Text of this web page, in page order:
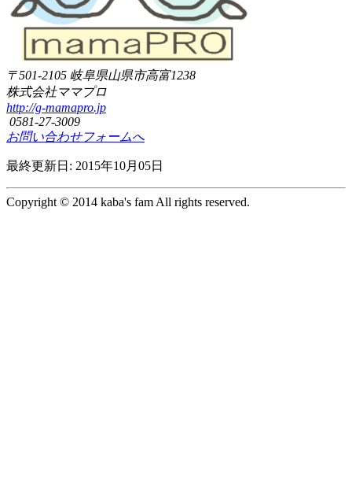
〒501-2105 岐阜県山県市高富1238
株式会社ママプロ
http://g-mamapro.jp
0581-27-3009
お問い合わせフォームへ
最終更新日: 2015年10月05日
Copyright © 2014 kaba's fam All rights reserved.